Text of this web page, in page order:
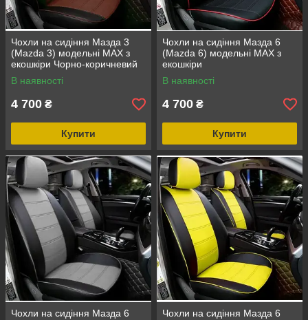
Чохли на сидіння Мазда 3
(Mazda 3) модельні MAX з
екошкіри Чорно-коричневий
В наявності
4 700 ₴
Купити
Чохли на сидіння Мазда 6
(Mazda 6) модельні MAX з
екошкіри
В наявності
4 700 ₴
Купити
Чохли на сидіння Мазда 6
Чохли на сидіння Мазда 6